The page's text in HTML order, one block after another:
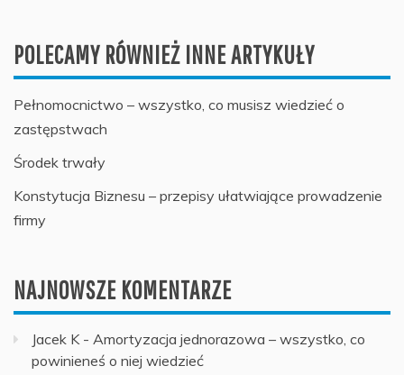
POLECAMY RÓWNIEŻ INNE ARTYKUŁY
Pełnomocnictwo – wszystko, co musisz wiedzieć o
zastępstwach
Środek trwały
Konstytucja Biznesu – przepisy ułatwiające prowadzenie
firmy
NAJNOWSZE KOMENTARZE
Jacek K- Amortyzacja jednorazowa – wszystko, co
powinieneś o niej wiedzieć